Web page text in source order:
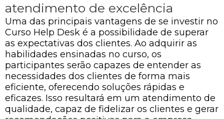
atendimento de excelência
Uma das principais vantagens de se investir no
Curso Help Desk é a possibilidade de superar
as expectativas dos clientes. Ao adquirir as
habilidades ensinadas no curso, os
participantes serão capazes de entender as
necessidades dos clientes de forma mais
eficiente, oferecendo soluções rápidas e
eficazes. Isso resultará em um atendimento de
qualidade, capaz de fidelizar os clientes e gerar